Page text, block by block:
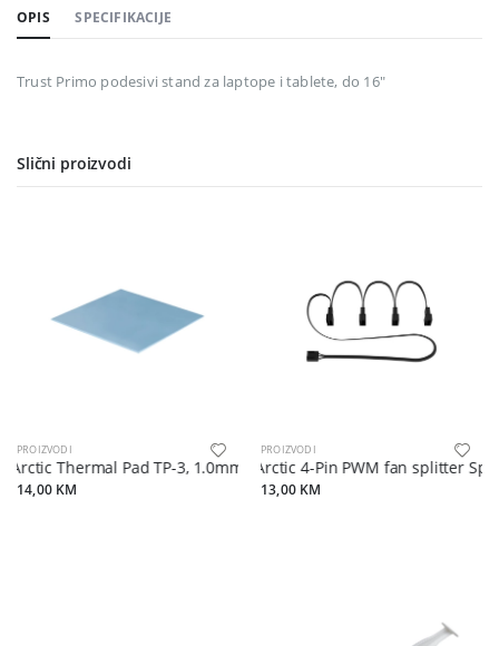
OPIS SPECIFIKACIJE
Trust Primo podesivi stand za laptope i tablete, do 16"
Slični proizvodi
PROIZVODI
Arctic Thermal Pad TP-3, 1.0mm100x100mm, idealan za RAM
14,00 KM
PROIZVODI
Arctic 4-Pin PWM fan splitter
13,00 KM